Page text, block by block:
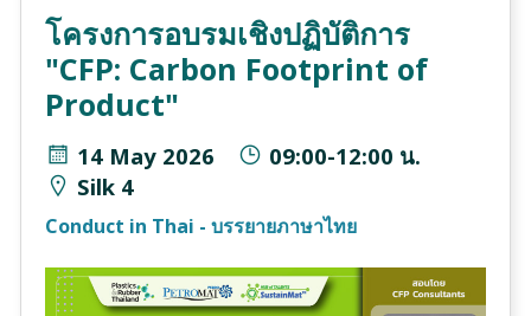
โครงการอบรมเชิงปฏิบัติการ
"CFP: Carbon Footprint of
Product"
14 May 2026
09:00-12:00 น.
Silk 4
Conduct in Thai - บรรยายภาษาไทย